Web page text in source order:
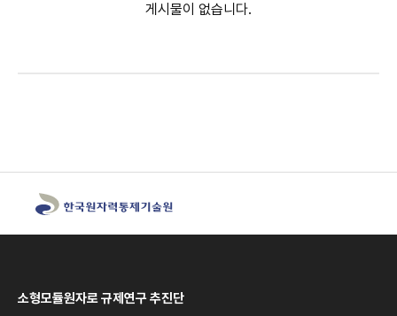
게시물이 없습니다.
소형모듈원자로 규제연구 추진단